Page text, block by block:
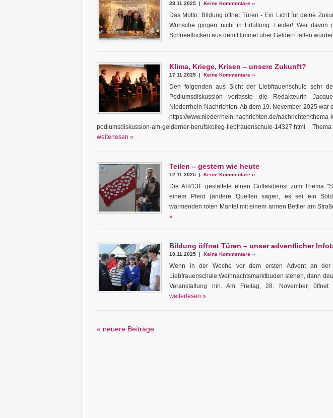
28.11.2025 | Keine Kommentare ››
Das Motto: Bildung öffnet Türen - Ein Licht für deine
Wünsche gingen nicht in Erfüllung. Leider! Wer davon
Schneeflocken aus dem Himmel über Geldern fallen
Klima, Kriege, Krisen – unsere Zukunft?
17.11.2025 | Keine Kommentare ››
Den folgenden aus Sicht der Liebfrauenschule sehr
Podiumsdiskussion verfasste die Redakteurin
Niederrhein-Nachrichten. Ab dem 19. November 2025 war
https://www.niederrhein-nachrichten.de/nachrichten/
podiumsdiskussion-am-gelderner-berufskolleg-liebfrauenschule-14327.html
weiterlesen »
Teilen – gestern wie heute
12.11.2025 | Keine Kommentare ››
Die AH/13F gestaltete einen Gottesdienst zum Thema
einem Pferd (andere Quellen sagen, es sei ein
wärmenden roten Mantel mit einem armen Bettler am
»
Bildung öffnet Türen – unser adventlicher
10.11.2025 | Keine Kommentare ››
Wenn in der Woche vor dem ersten Advent an der
Liebfrauenschule Weihnachtsmarktbuden stehen, dann
Veranstaltung hin. Am Freitag, 28. November,
weiterlesen »
« neuere Beiträge